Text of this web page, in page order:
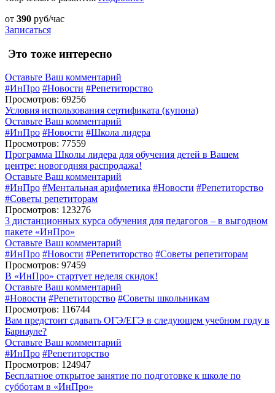
от 390 руб/час
Записаться
Это тоже интересно
Оставьте Ваш комментарий
#ИнПро #Новости #Репетиторство
Просмотров: 69256
Условия использования сертификата (купона)
Оставьте Ваш комментарий
#ИнПро #Новости #Школа лидера
Просмотров: 77559
Программа Школы лидера для обучения детей в Вашем
центре: новогодняя распродажа!
Оставьте Ваш комментарий
#ИнПро #Ментальная арифметика #Новости #Репетиторство
#Советы репетиторам
Просмотров: 123276
3 дистанционных курса обучения для педагогов – в выгодном
пакете «ИнПро»
Оставьте Ваш комментарий
#ИнПро #Новости #Репетиторство #Советы репетиторам
Просмотров: 97459
В «ИнПро» стартует неделя скидок!
Оставьте Ваш комментарий
#Новости #Репетиторство #Советы школьникам
Просмотров: 116744
Вам предстоит сдавать ОГЭ/ЕГЭ в следующем учебном году в
Барнауле?
Оставьте Ваш комментарий
#ИнПро #Репетиторство
Просмотров: 124947
Бесплатное открытое занятие по подготовке к школе по
субботам в «ИнПро»